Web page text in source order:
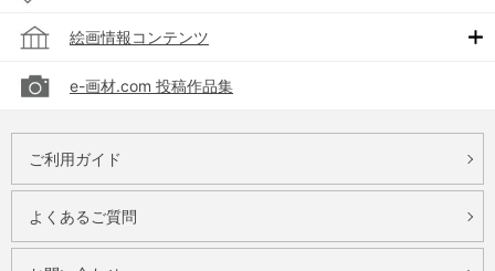
絵画情報コンテンツ
e-画材.com 投稿作品集
ご利用ガイド
よくあるご質問